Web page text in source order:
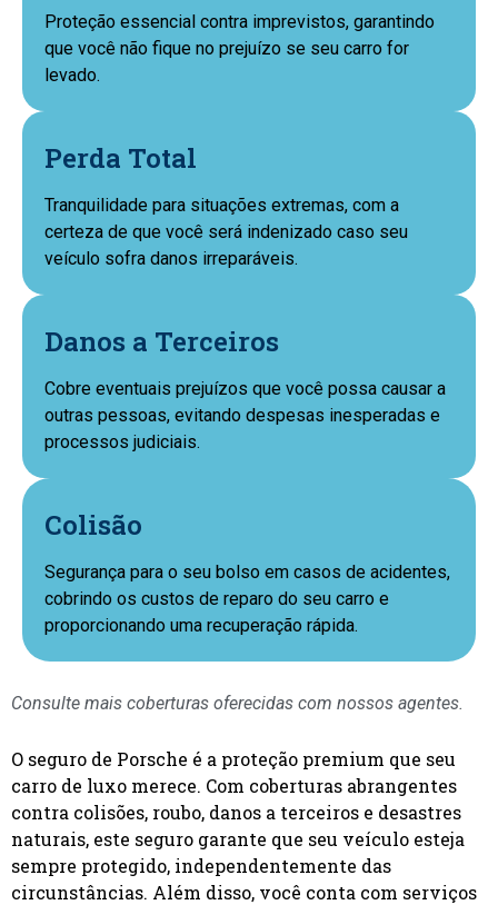
Proteção essencial contra imprevistos, garantindo
que você não fique no prejuízo se seu carro for
levado.
Perda Total
Tranquilidade para situações extremas, com a
certeza de que você será indenizado caso seu
veículo sofra danos irreparáveis.
Danos a Terceiros
Cobre eventuais prejuízos que você possa causar a
outras pessoas, evitando despesas inesperadas e
processos judiciais.
Colisão
Segurança para o seu bolso em casos de acidentes,
cobrindo os custos de reparo do seu carro e
proporcionando uma recuperação rápida.
Consulte mais coberturas oferecidas com nossos agentes.
O seguro de Porsche é a proteção premium que seu
carro de luxo merece. Com coberturas abrangentes
contra colisões, roubo, danos a terceiros e desastres
naturais, este seguro garante que seu veículo esteja
sempre protegido, independentemente das
circunstâncias. Além disso, você conta com serviços